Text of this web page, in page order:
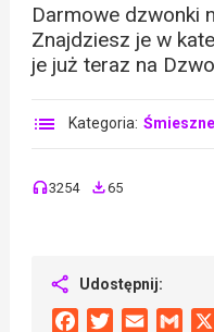
Darmowe dzwonki
Znajdziesz je w
je już teraz na
Kategoria: Śmieszne
3254 65
Udostępnij:
FacebookTwitterEmail Gmail